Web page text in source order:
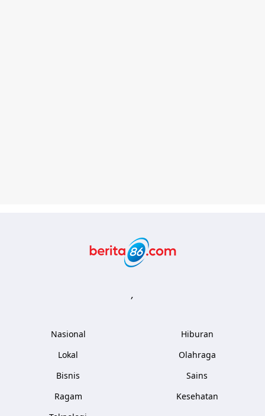
,
Nasional
Lokal
Bisnis
Ragam
Hiburan
Olahraga
Sains
Kesehatan